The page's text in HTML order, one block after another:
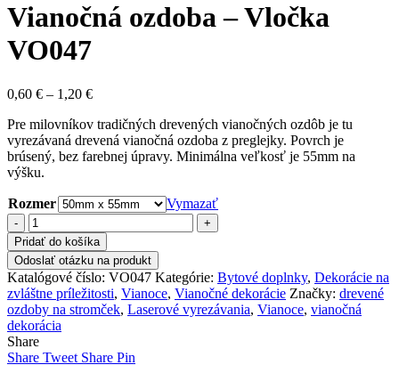
Vianočná ozdoba – Vločka
VO047
0,60 € – 1,20 €Price
0,60 €
through
1,20 €
Pre milovníkov tradičných drevených vianočných ozdôb je tu
vyrezávaná drevená vianočná ozdoba z preglejky. Povrch je
brúsený, bez farebnej úpravy. Minimálna veľkosť je 55mm na
výšku.
Rozmer
Vymazať
množstvo
Vianočná
ozdoba
-
Vločka
VO047
Pridať do košíka
Odoslať otázku na produkt
Katalógové číslo: VO047 Kategórie: Bytové doplnky, Dekorácie na
zvláštne príležitosti, Vianoce, Vianočné dekorácie Značky: drevené
ozdoby na stromček, Laserové vyrezávania, Vianoce, vianočná
dekorácia
Share
Share Tweet Share Pin